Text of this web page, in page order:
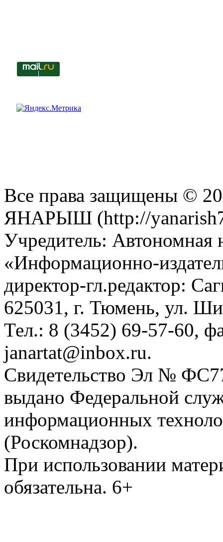
Все права защищены ©
ЯНАРЫШ (http://
Учредитель: Автономная
«Информационно-
директор-гл.редактор:
625031, г. Тюмень, ул.
Тел.: 8 (3452) 69-57-60,
janartat@inbox.ru.
Свидетельство Эл №
выдано Федеральной
информационных
(Роскомнадзор).
При использовании
обязательна. 6+